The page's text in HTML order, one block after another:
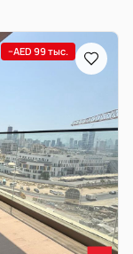
−AED 99 тыс.